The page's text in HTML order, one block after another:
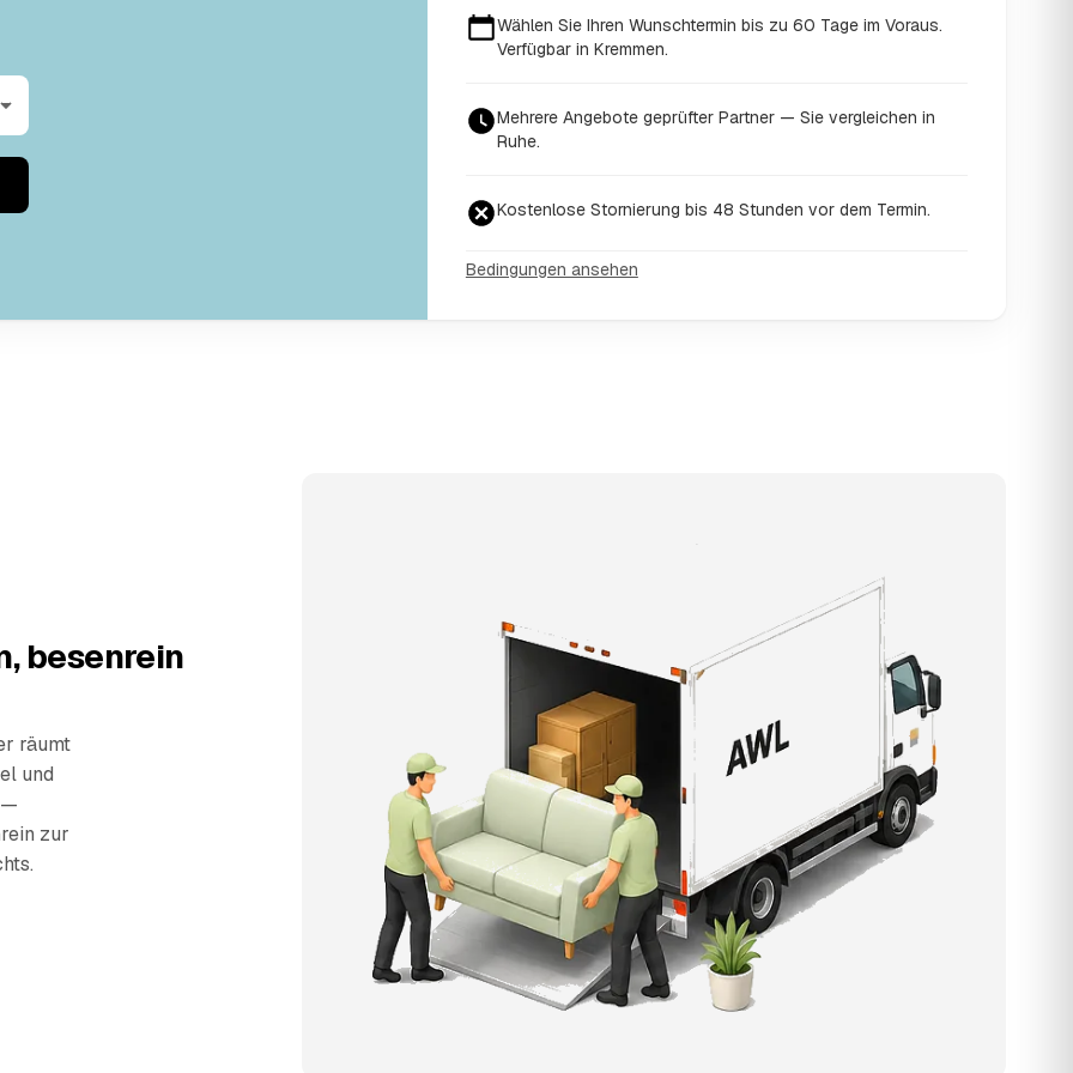
Wählen Sie Ihren Wunschtermin bis zu 60 Tage im Voraus.
Verfügbar in Kremmen.
Mehrere Angebote geprüfter Partner — Sie vergleichen in
Ruhe.
Kostenlose Stornierung bis 48 Stunden vor dem Termin.
Bedingungen ansehen
besenrein
räumt
und
—
zur